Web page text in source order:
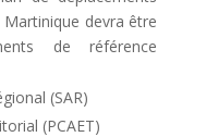
devra être
de référence
(SAR)
(PCAET)